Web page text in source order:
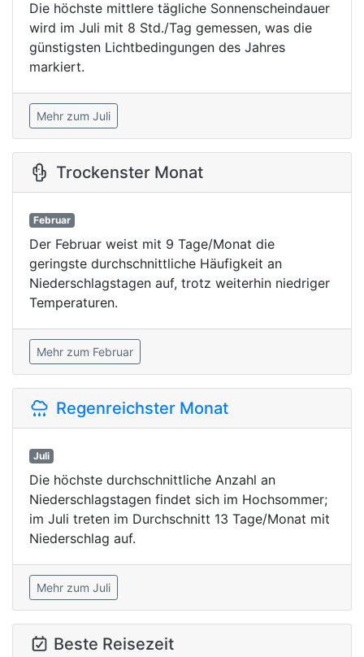
Die höchste mittlere tägliche Sonnenscheindauer
wird im Juli mit 8 Std./Tag gemessen, was die
günstigsten Lichtbedingungen des Jahres
markiert.
Mehr zum Juli
Trockenster Monat
Februar
Der Februar weist mit 9 Tage/Monat die
geringste durchschnittliche Häufigkeit an
Niederschlagstagen auf, trotz weiterhin niedriger
Temperaturen.
Mehr zum Februar
Regenreichster Monat
Juli
Die höchste durchschnittliche Anzahl an
Niederschlagstagen findet sich im Hochsommer;
im Juli treten im Durchschnitt 13 Tage/Monat mit
Niederschlag auf.
Mehr zum Juli
Beste Reisezeit